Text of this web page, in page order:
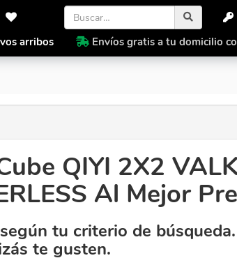
arribos
Envíos gratis a tu domicilio
QIYI 2X2
Al Mejor
tu criterio de
te gusten.